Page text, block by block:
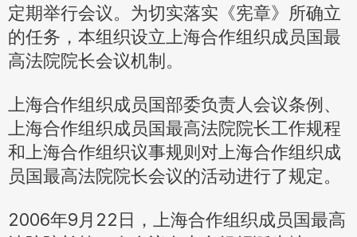
定期举行会议。为切实落实《宪章》所确立
的任务，本组织设立上海合作组织成员国最
高法院院长会议机制。
上海合作组织成员国部委负责人会议条例、
上海合作组织成员国最高法院院长工作规程
和上海合作组织议事规则对上海合作组织成
员国最高法院院长会议的活动进行了规定。
2006年9月22日，上海合作组织成员国最高